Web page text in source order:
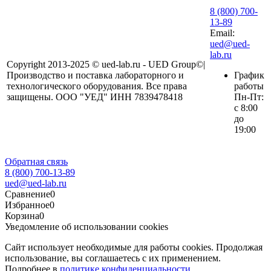
Copyright 2013-2025 © ued-lab.ru - UED Group©|
Производство и поставка лабораторного и
технологического оборудования. Все права
защищены. ООО "УЕД" ИНН 7839478418
8 (800) 700-
13-89
Email:
ued@ued-
lab.ru
График
работы
Пн-Пт:
с 8:00
до
19:00
Обратная связь
8 (800) 700-13-89
ued@ued-lab.ru
Сравнение0
Избранное0
Корзина0
Уведомление об использовании cookies
Сайт использует необходимые для работы cookies. Продолжая
использование, вы соглашаетесь с их применением.
Подробнее в политике конфиденциальности